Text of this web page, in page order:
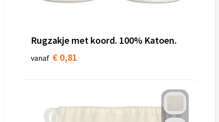
Rugzakje met koord. 100% Katoen.
vanaf € 0,81